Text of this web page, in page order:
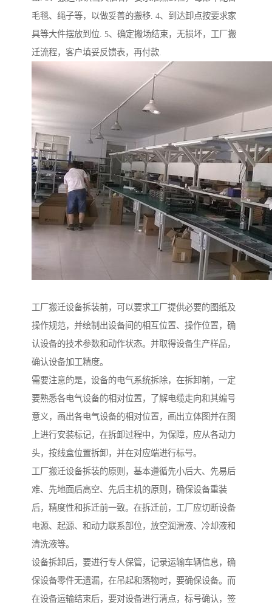
毛毯、绳子等，以做妥善的搬移. 4、到达卸点按要求家
具等大件摆放到位. 5、确定搬场结束，无损坏，工厂搬
迁流程，客户填妥反馈表，再付款.
工厂搬迁设备拆装前，可以要求工厂提供必要的图纸及
操作规范，并绘制出设备间的相互位置、操作位置，确
认设备的技术参数和动作状态。并取得设备生产样品，
确认设备加工精度。
需要注意的是，设备的电气系统拆除，在拆卸前，一定
要熟悉各电气设备的相对位置，了解电缆走向和其编号
意义，画出各电气设备的相对位置，画出立体图并在图
上进行安装标记，在拆卸过程中，为保障，应从各动力
头，按线盒位置拆卸，并在对应端进行标号。
工厂搬迁设备拆装的原则，基本遵循先小后大、先易后
难、先地面后高空、先后主机的原则，确保设备重装
后，精度性和拆迁前一致。在拆迁前，工厂应切断设备
电源、起源、和动力联系部位，放空润滑液、冷却液和
清洗液等。
设备拆卸后，要进行专人保管，记录运输车辆信息，确
保设备零件无遗漏，在吊起和落物时，要确保设备。而
在设备运输结束后，要对设备进行清点，标号确认，签